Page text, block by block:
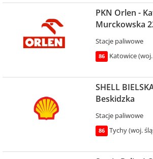
PKN Orlen -
Murckowska
Stacje paliwowe
86 Katowice
SHELL
Beskidzka
Stacje paliwowe
86 Tychy (woj.